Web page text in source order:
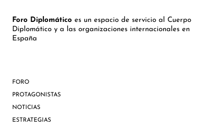
Foro Diplomático es un espacio de servicio al Cuerpo
Diplomático y a las organizaciones internacionales en
España
FORO
PROTAGONISTAS
NOTICIAS
ESTRATEGIAS